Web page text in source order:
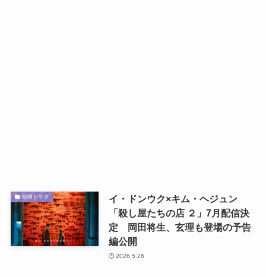
韓国ドラマ
イ・ドンウク×キム・ヘジュン
「殺し屋たちの店 ２」7月配信決
定 岡田将生、玄理も登場の予告
編公開
2026.5.26